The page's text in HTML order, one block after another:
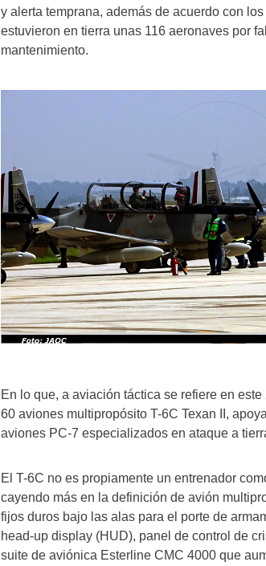
y alerta temprana, además de acuerdo con
estuvieron en tierra unas 116 aeronaves por
mantenimiento.
En lo que, a aviación táctica se refiere en
60 aviones multipropósito T-6C Texan II,
aviones PC-7 especializados en ataque a
El T-6C no es propiamente un entrenador
cayendo más en la definición de avión
fijos duros bajo las alas para el porte de
head-up display (HUD), panel de control de
suite de aviónica Esterline CMC 4000 que